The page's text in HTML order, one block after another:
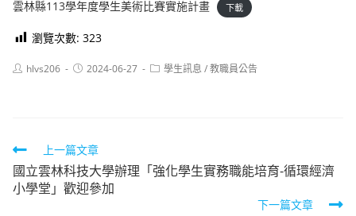
雲林縣113學年度學生美術比賽實施計畫 下載
瀏覽次數: 323
Posthlvs206
Post2024-06-27
Post學生訊息 /教職員公告
Read
more
articles
上一篇文章
國立雲林科技大學辦理「強化學生實務職能培育-循環經濟
小學堂」歡迎參加
下一篇文章